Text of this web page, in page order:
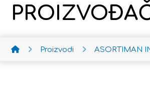
Proizvodi ASORTIMAN